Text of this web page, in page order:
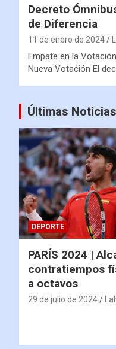
Decreto
de Diferencia
11 de enero de 2024
Empate en la
Nueva Votación El
Últimas Noticias
DEPORTE
PARÍS 2024 |
contratiempos
a octavos
29 de julio de 2024